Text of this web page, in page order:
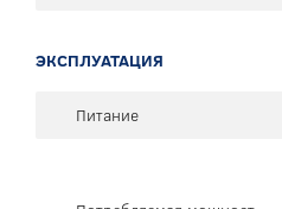
ЭКСПЛУАТАЦИЯ
Питание